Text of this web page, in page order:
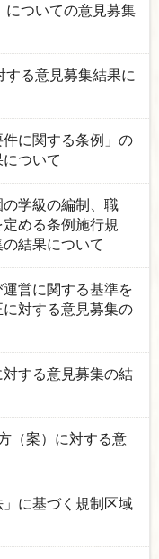
についての意見募集
る意見募集結果に
件に関する条例」の
ついて
の学級の編制、職
める条例施行規
結果について
運営に関する基準を
対する意見募集の
する意見募集の結
（案）に対する意
」に基づく規制区域